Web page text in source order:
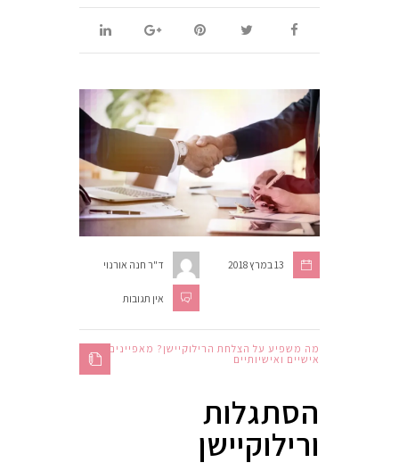
ד"ר חנה אורנוי 13 במרץ 2018
אין תגובות
מה משפיע על הצלחת הרילוקיישן? מאפיינים
אישיים ואישיותיים
הסתגלות
ורילוקיישן